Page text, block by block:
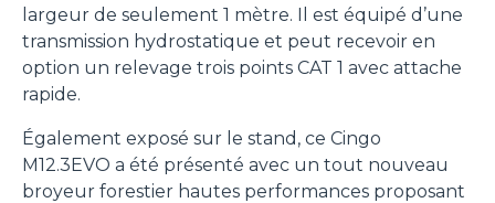
largeur de seulement 1 mètre. Il est équipé d’une
transmission hydrostatique et peut recevoir en
option un relevage trois points CAT 1 avec attache
rapide.
Également exposé sur le stand, ce Cingo
M12.3EVO a été présenté avec un tout nouveau
broyeur forestier hautes performances proposant